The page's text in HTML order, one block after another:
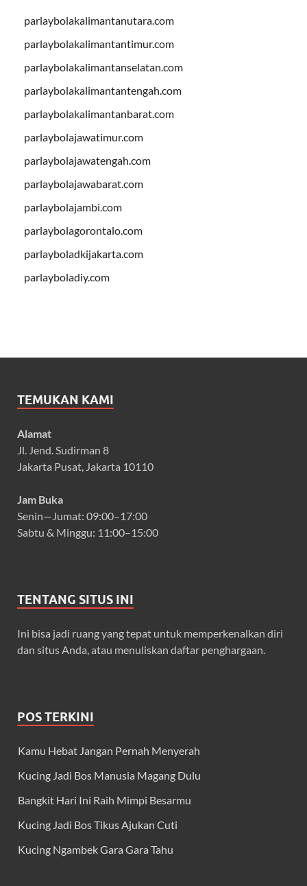
parlaybolakalimantanutara.com
parlaybolakalimantantimur.com
parlaybolakalimantanselatan.com
parlaybolakalimantantengah.com
parlaybolakalimantanbarat.com
parlaybolajawatimur.com
parlaybolajawatengah.com
parlaybolajawabarat.com
parlaybolajambi.com
parlaybolagorontalo.com
parlayboladkijakarta.com
parlayboladiy.com
TEMUKAN KAMI
Alamat
Jl. Jend. Sudirman 8
Jakarta Pusat, Jakarta 10110
Jam Buka
Senin—Jumat: 09:00–17:00
Sabtu & Minggu: 11:00–15:00
TENTANG SITUS INI
Ini bisa jadi ruang yang tepat untuk memperkenalkan diri
dan situs Anda, atau menuliskan daftar penghargaan.
POS TERKINI
Kamu Hebat Jangan Pernah Menyerah
Kucing Jadi Bos Manusia Magang Dulu
Bangkit Hari Ini Raih Mimpi Besarmu
Kucing Jadi Bos Tikus Ajukan Cuti
Kucing Ngambek Gara Gara Tahu